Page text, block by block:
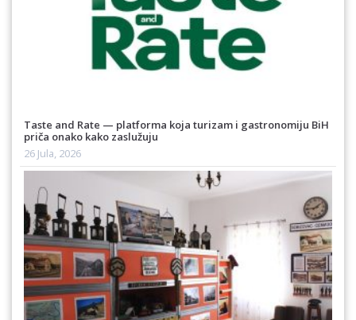
Taste and Rate — platforma koja turizam i gastronomiju BiH
priča onako kako zaslužuju
26 Jula, 2026